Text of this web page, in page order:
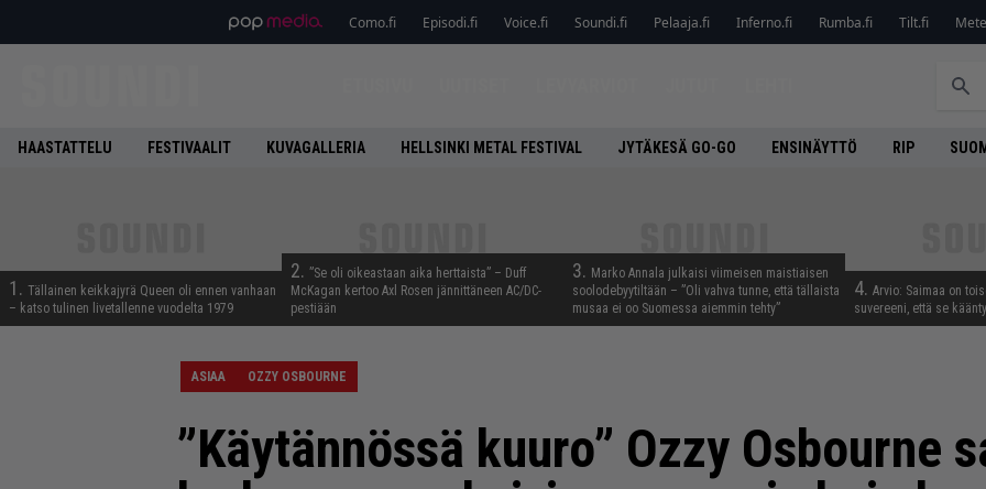
Como.fi Episodi.fi Voice.fi Soundi.fi Pelaaja.fi Inferno.fi Rumba.fi Tilt.fi
HAASTATTELU FESTIVAALIT KUVAGALLERIA HELLSINKI METAL FESTIVAL JYTÄKESÄ GO-GO ENSINÄYTTÖ RIP
1. Tällainen keikkajyrä Queen oli ennen vanhaan
– katso tulinen livetallenne vuodelta 1979
2. ”Se oli oikeastaan aika herttaista” – Duff
McKagan kertoo Axl Rosen jännittäneen AC/DC-
pestiään
3. Marko Annala julkaisi viimeisen maistiaisen
soolodebyytiltään – ”Oli vahva tunne, että tällaista
musaa ei oo Suomessa aiemmin tehty”
4. Arvio: Saimaa on
suvereeni, että se
ASIAA OZZY OSBOURNE
”Käytännössä kuuro” Ozzy Osbourne